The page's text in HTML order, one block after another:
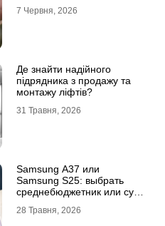
7 Червня, 2026
Де знайти надійного
підрядника з продажу та
монтажу ліфтів?
31 Травня, 2026
Samsung A37 или
Samsung S25: выбрать
среднебюджетник или суб-
28 Травня, 2026